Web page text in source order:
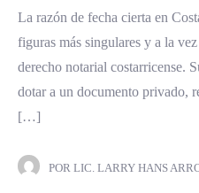
La razón de fecha cierta en
figuras más singulares y a la
derecho notarial costarricense.
dotar a un documento privado,
[…]
POR LIC. LARRY HANS